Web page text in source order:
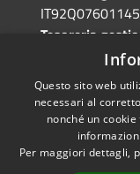
Tesoreria
Accessibilità
Questo sito web
necessari al
nonché un
Per maggiori dettagli,